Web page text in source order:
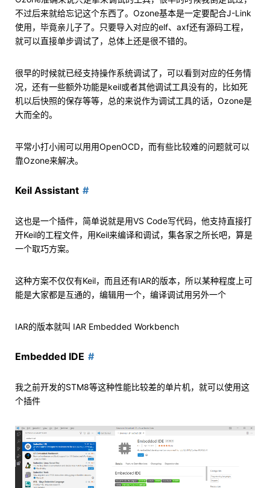
不过后来就给忘记这个东西了。Ozone基本是一定要配合J-Link
使用，毕竟亲儿子了。只要导入对应的elf、axf还有源码工程，
就可以直接单步调试了，总体上还是很不错的。
很早的时候就已经支持操作系统调试了，可以看到对应的任务情
况，还有一些额外功能是keil或者其他调试工具没有的，比如死
机以后快照的保存等等，总的来说作为调试工具的话，Ozone是
大而全的。
平常小打小闹可以用用OpenOCD，而有些比较难的问题就可以
靠Ozone来解决。
Keil Assistant
这也是一个插件，简单说就是用VS Code写代码，他支持直接打
开Keil的工程文件，用Keil来编译和调试，集各家之所长吧，算是
一个取巧方案。
这种方案不仅仅有Keil，而且还有IAR的版本，所以某种程度上可
能是大家都是互通的，编辑用一个，编译调试用另外一个
IAR的版本就叫 IAR Embedded Workbench
Embedded IDE
我之前开发的STM8等这种性能比较差的单片机，就可以使用这
个插件